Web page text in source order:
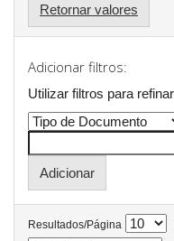
Retornar valores
Adicionar filtros:
Utilizar filtros para
Resultados/Página